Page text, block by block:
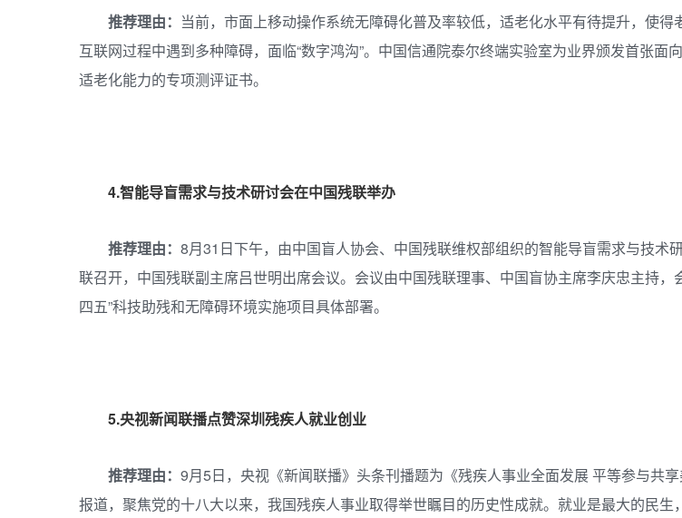
推荐理由： 当前，市面上移动操作系统无障碍化普及率较低，适老化水平有待提升，使得
互联网过程中遇到多种障碍，面临“数字鸿沟”。中国信通院泰尔终端实验室为业界颁发首张面
适老化能力的专项测评证书。
4.智能导盲需求与技术研讨会在中国残联举办
推荐理由： 8月31日下午，由中国盲人协会、中国残联维权部组织的智能导盲需求与技术
联召开，中国残联副主席吕世明出席会议。会议由中国残联理事、中国盲协主席李庆忠主持，
四五”科技助残和无障碍环境实施项目具体部署。
5.央视新闻联播点赞深圳残疾人就业创业
推荐理由： 9月5日，央视《新闻联播》头条刊播题为《残疾人事业全面发展 平等参与共
报道，聚焦党的十八大以来，我国残疾人事业取得举世瞩目的历史性成就。就业是最大的民生